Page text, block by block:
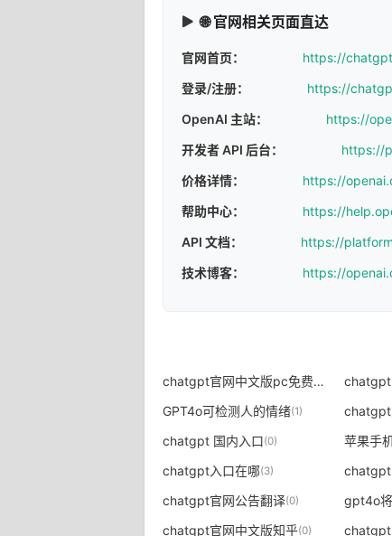
🌐 官网相关页面直达
官网首页：
https://
登录/注册：
https://
OpenAI 主站：
https://
开发者 API 后台：
https://
价格详情：
https://
帮助中心：
https://
API 文档：
https://
技术博客：
https://
chatgpt官网中文版pc免费下载 (0)
chatgpt
GPT4o可检测人的情绪(1) chatgpt
chatgpt 国内入口(0)
chatgpt入口在哪(3) chatgpt
chatgpt官网公告翻译(0)
chatgpt官网中文版知乎(0) chatgpt